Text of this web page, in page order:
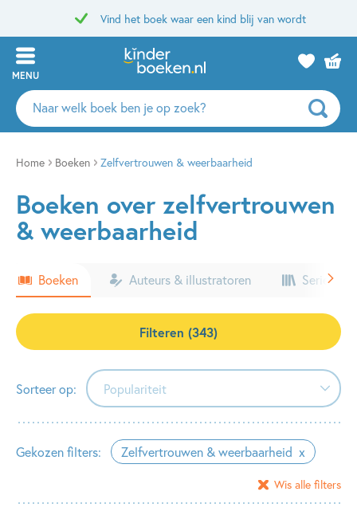
Vind het boek waar een kind blij van wordt
MENU
Zoeken
naar
auteurs
uitgevers
Home Boeken Zelfvertrouwen & weerbaarheid
Boeken over zelfvertrouwen
& weerbaarheid
Boeken Auteurs & illustratoren Series &
Filteren (343)
Sorteer op: Populariteit
Populariteit
Verschijningsdatum
Gekozen filters: Zelfvertrouwen & weerbaarheid
Wis alle filters